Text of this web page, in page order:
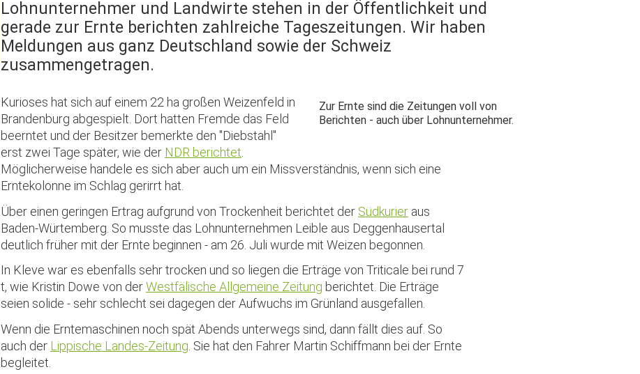
Lohnunternehmer und Landwirte stehen in der Öffentlichkeit und
gerade zur Ernte berichten zahlreiche Tageszeitungen. Wir haben
Meldungen aus ganz Deutschland sowie der Schweiz
zusammengetragen.
Zur Ernte sind die Zeitungen voll von
Berichten - auch über Lohnunternehmer.
Kurioses hat sich auf einem 22 ha großen Weizenfeld in
Brandenburg abgespielt. Dort hatten Fremde das Feld
beerntet und der Besitzer bemerkte den "Diebstahl"
erst zwei Tage später, wie der NDR berichtet
Möglicherweise handele es sich aber auch um ein Missverständnis, wenn sich eine
Erntekolonne im Schlag gerirrt hat.
Über einen geringen Ertrag aufgrund von Trockenheit berichtet der Südkurier aus
Baden-Würtemberg. So musste das Lohnunternehmen Leible aus Deggenhausertal
deutlich früher mit der Ernte beginnen - am 26. Juli wurde mit Weizen begonnen.
In Kleve war es ebenfalls sehr trocken und so liegen die Erträge von Triticale bei rund 7
t, wie Kristin Dowe von derWestfälische Allgemeine Zeitung berichtet. Die Erträge
seien solide - sehr schlecht sei dagegen der Aufwuchs im Grünland ausgefallen.
Wenn die Erntemaschinen noch spät Abends unterwegs sind, dann fällt dies auf. So
auch der Lippische Landes-Zeitung . Sie hat den Fahrer Martin Schiffmann bei der Ernte
begleitet.